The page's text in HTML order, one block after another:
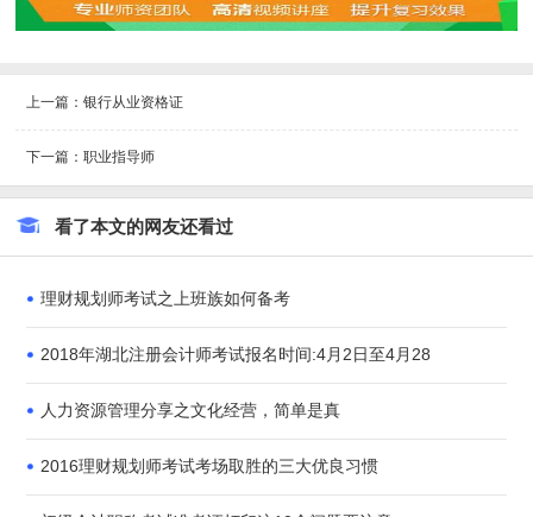
年）》和《专业技术人才知识更新工程实施方案（2010-2020
电子商务协会人才认证体系，在全国范围内开展“中国电子商务师”人
才培养工作。其中培训合格并通过“中国电子商务师”职业水平考试者
可获得由工业和信息化部人才交流中心颁发的《工业和信息化领域急
需紧缺人才证书》和中国电子商务协会颁发的《中国电子商务师职业
资格（水平）证书》。
报考条件
1、认证电子商务师
网络营销知识、SEO、SEM、网盟等推广方法，熟练掌握各种网络
新兼职项目的人士。学历不限。
符合中国电子商务协会考试大纲要求的人员均可报名。
上一篇：银行从业资格证
下一篇：职业指导师
看了本文的网友还看过
理财规划师考试之上班族如何备考
2018年湖北注册会计师考试报名时间:4月2日至4月28
人力资源管理分享之文化经营，简单是真
2016理财规划师考试考场取胜的三大优良习惯